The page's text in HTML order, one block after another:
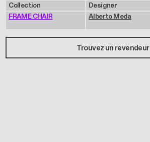
Collection
FRAME CHAIR
Designer
Alberto Meda
Trouvez un revendeur